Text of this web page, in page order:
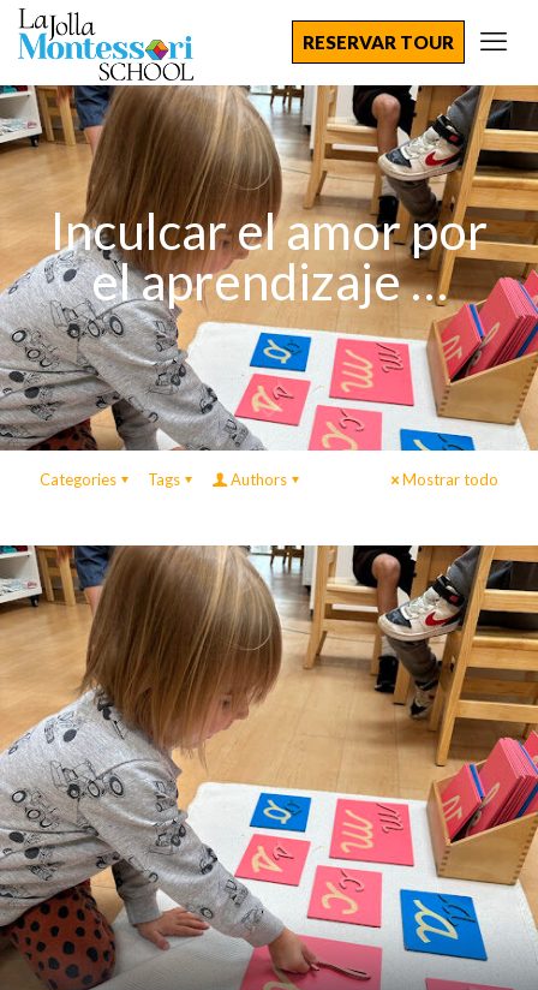
RESERVAR TOUR
Inculcar el amor por
el aprendizaje …
Categories Tags Authors Mostrar todo